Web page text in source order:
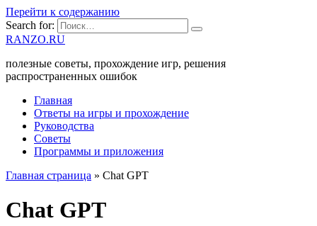
Перейти к содержанию
Search for:
RANZO.RU
полезные советы, прохождение игр, решения
распространенных ошибок
Главная
Ответы на игры и прохождение
Руководства
Советы
Программы и приложения
Главная страница » Chat GPT
Chat GPT